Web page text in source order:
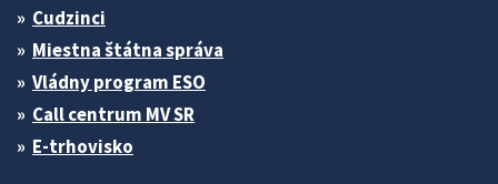
Cudzinci
Miestna štátna správa
Vládny program ESO
Call centrum MV SR
E-trhovisko